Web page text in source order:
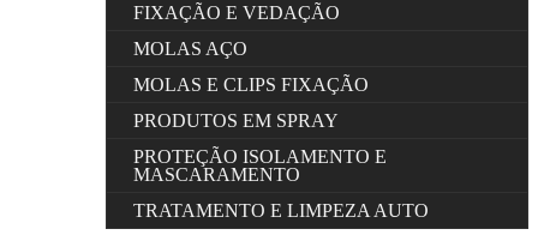
FIXAÇÃO E VEDAÇÃO
MOLAS AÇO
MOLAS E CLIPS FIXAÇÃO
PRODUTOS EM SPRAY
PROTEÇÃO ISOLAMENTO E
MASCARAMENTO
TRATAMENTO E LIMPEZA AUTO